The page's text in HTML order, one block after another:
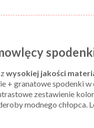
wysokiej jakości
+ granatowe spodenki
zestawienie
modnego